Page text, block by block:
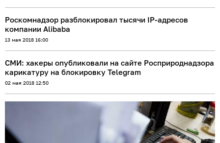
Роскомнадзор разблокировал тысячи IP-адресов
компании Alibaba
13 мая 2018 16:00
СМИ: хакеры опубликовали на сайте Росприроднадзора
карикатуру на блокировку Telegram
02 мая 2018 12:50